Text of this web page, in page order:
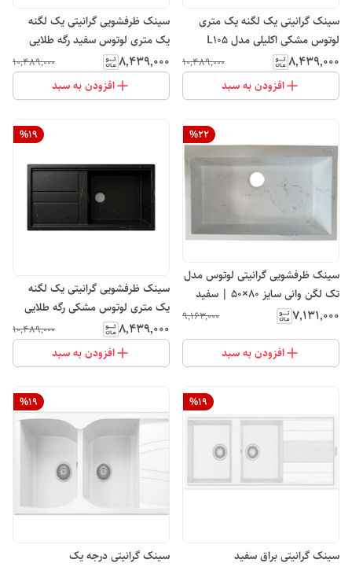
سینک گرانیتی یک لگنه یک متری
لوتوس مشکی اکلیلی مدل L10۵
۸٬۴۳۹٬۰۰۰ ۱۰٬۴۸۹٬۰۰۰
افزودن به سبد
سینک ظرفشویی گرانیتی یک لگنه
یک متری لوتوس سفید رگه طلایی
مدل L102
۸٬۴۳۹٬۰۰۰ ۱۰٬۴۸۹٬۰۰۰
افزودن به سبد
%22
سینک ظرفشویی گرانیتی لوتوس مدل
تک لگن وانی سایز ۸۰×۵۰ | سفید
رگه طلایی
۷٬۱۳۱٬۰۰۰ ۹٬۱۶۳٬۰۰۰
افزودن به سبد
%19
سینک ظرفشویی گرانیتی یک لگنه
یک متری لوتوس مشکی رگه طلایی
مدل L102
۸٬۴۳۹٬۰۰۰ ۱۰٬۴۸۹٬۰۰۰
افزودن به سبد
%19
سینک گرانیتی براق سفید
%19
سینک گرانیتی درجه یک